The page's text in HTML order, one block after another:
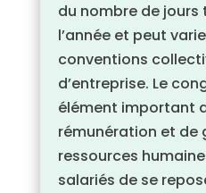
du nombre de jours
l’année et peut
conventions
d’entreprise. Le
élément important
rémunération et de
ressources
salariés de se